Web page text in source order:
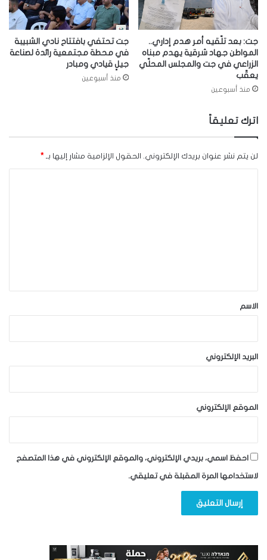
جت: بعد تلّقيه أمر هدم إداري..
المواطن جهاد شرقية يهدم مبناه
الزراعي في جت والمجلس المحلّي
يعقّب
منذ أسبوعين
جت تحتفي بافتتاح نادي الشبيبة
في محطة مجتمعية رائدة لصناعة
جيلٍ قيادي ومبادر
منذ أسبوعين
اترك تعليقاً
لن يتم نشر عنوان بريدك الإلكتروني. الحقول الإلزامية مشار إليها بـ *
*الاسم
البريد الإلكتروني
الموقع الإلكتروني
احفظ اسمي، بريدي الإلكتروني، والموقع الإلكتروني في هذا المتصفح
لاستخدامها المرة المقبلة في تعليقي.